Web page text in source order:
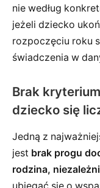
nie według
jeżeli dziecko
rozpoczęciu roku
świadczenia w
Brak
dziecko się
Jedną z
jest brak progu
rodzina,